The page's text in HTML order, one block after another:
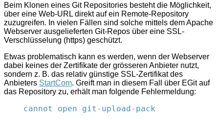
Beim Klonen eines Git Repositories besteht die Möglichkeit,
über eine Web-URL direkt auf ein Remote-Repository
zuzugreifen. In vielen Fällen sind solche mittels dem Apache
Webserver ausgelieferten Git-Repos über eine SSL-
Verschlüsselung (https) geschützt.
Etwas problematisch kann es werden, wenn der Webserver
dabei keines der Zertifikate der grösseren Anbieter nutzt,
sondern z. B. das relativ günstige SSL-Zertifikat des
Anbieters StartCom. Greift man in diesem Fall über EGit auf
das Repository zu, erhält man folgende Fehlermeldung:
cannot open git-upload-pack